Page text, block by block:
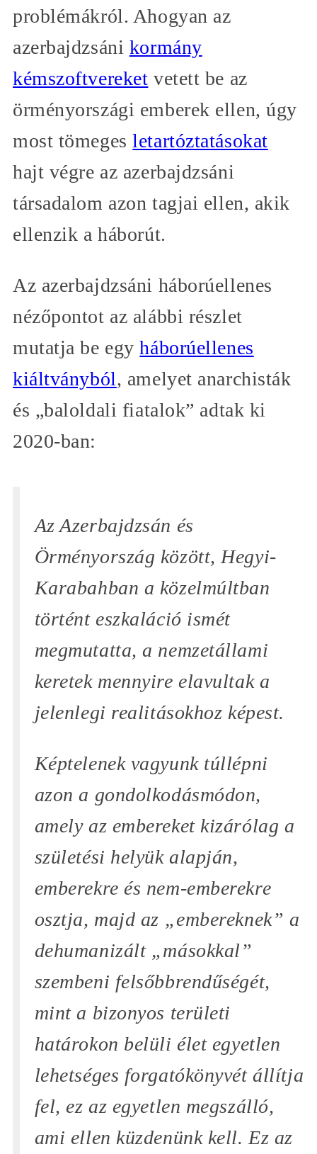
problémákról. Ahogyan az
azerbajdzsáni kormány
kémszoftvereket vetett be az
örményországi emberek ellen, úgy
most tömegesletartóztatásokat
hajt végre az azerbajdzsáni
társadalom azon tagjai ellen, akik
ellenzik a háborút.
Az azerbajdzsáni háborúellenes
nézőpontot az alábbi részlet
mutatja be egyháborúellenes
kiáltványból, amelyet anarchisták
és „baloldali fiatalok” adtak ki
2020-ban:
Az Azerbajdzsán és
Örményország között, Hegyi-
Karabahban a közelmúltban
történt eszkaláció ismét
megmutatta, a nemzetállami
keretek mennyire elavultak a
jelenlegi realitásokhoz képest.
Képtelenek vagyunk túllépni
azon a gondolkodásmódon,
amely az embereket kizárólag a
születési helyük alapján,
emberekre és nem-emberekre
osztja, majd az „embereknek” a
dehumanizált „másokkal”
szembeni felsőbbrendűségét,
mint a bizonyos területi
határokon belüli élet egyetlen
lehetséges forgatókönyvét állítja
fel, ez az egyetlen megszálló,
ami ellen küzdenünk kell. Ez az